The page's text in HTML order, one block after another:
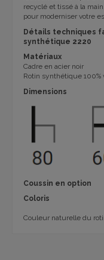
recyclé et tissé à la
pour moderniser votre
Détails techniques
synthétique 2220
Matériaux
Cadre en acier noir
Rotin synthétique 100%
Dimensions
Coussin en option
Coloris
Couleur naturelle du